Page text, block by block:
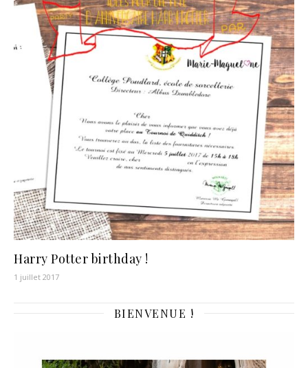
Harry Potter birthday !
1 juillet 2017
BIENVENUE !